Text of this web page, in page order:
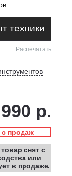
техники
Распечатать
р.
с продаж
снят с
или
в продаже.